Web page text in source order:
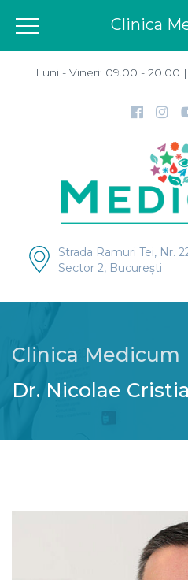
Luni - Vineri: 09.00 - 20.00
Strada Ramuri Tei, Nr.
Sector 2, București
Clinica Medicum
Dr. Nicolae
Clinica